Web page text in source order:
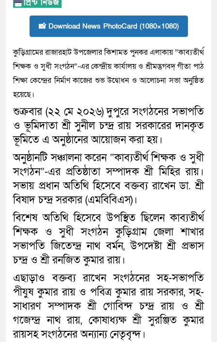
📸 Download News PhotoCard (1080×1080)
কুড়িগ্রামের রাজারহাট উপজেলার কিশামত পুনকর এলাকায় “কাব্যতীর্থ
শিক্ষক ও সুধী সংগঠন”-এর কেন্দ্রীয় কার্যালয় ও শ্রীমদ্ভগবদ্ গীতা পাঠ
শিক্ষা কেন্দ্রের নির্মাণ কাজের শুভ উদ্বোধন ও আলোচনা সভা অনুষ্ঠিত
হয়েছে।
শুক্রবার (২২ মে ২০২৬) দুপুরে সংগঠনের সভাপতি
ও ভূমিদাতা শ্রী সুনীল চন্দ্র রায় সরকারের দানকৃত
ভূমিতে এ অনুষ্ঠানের আয়োজন করা হয়।
অনুষ্ঠানটি সঞ্চালনা করেন “কাব্যতীর্থ শিক্ষক ও সুধী
সংগঠন”-এর প্রতিষ্ঠাতা সম্পাদক শ্রী মিহির রায়।
সভায় প্রধান অতিথি হিসেবে বক্তব্য রাখেন ডা. শ্রী
বিষাদ চন্দ্র সরকার (এমবিবিএস)।
বিশেষ অতিথি হিসেবে উপস্থিত ছিলেন কাব্যতীর্থ
শিক্ষক ও সুধী সংগঠন কুড়িগ্রাম জেলা শাখার
সভাপতি জিতেন্দ্র নাথ বর্মন, উপদেষ্টা শ্রী প্রভাস
চন্দ্র ও শ্রী রনজিত কুমার রায়।
এছাড়াও বক্তব্য রাখেন সংগঠনের সহ-সভাপতি
পীযুষ কুমার রায় ও পবিত্র কুমার রায় সরকার, সহ-
সাধারণ সম্পাদক শ্রী গোবিন্দ চন্দ্র রায় ও শ্রী
গজেন্দ্র নাথ রায়, কোষাধ্যক্ষ শ্রী সুরঞ্জিত কুমার
রায়সহ সংগঠনের অন্যান্য নেতৃবৃন্দ।